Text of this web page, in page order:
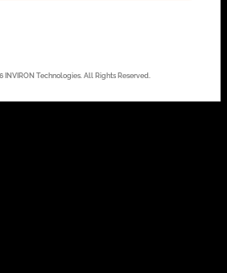
Technologies. All Rights Reserved.